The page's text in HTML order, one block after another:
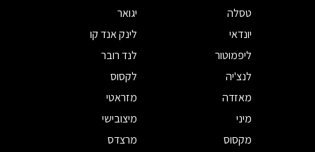
טסלה
יגואר
יונדאי
לינק אנד קו
ליפמוטור
לנד רובר
לנצ'יה
לקסוס
מאזדה
מזראטי
מיני
מיצובישי
מקסוס
מרצדס